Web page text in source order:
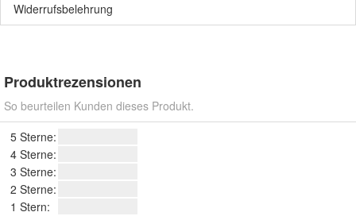
Widerrufsbelehrung
Produktrezensionen
So beurteilen Kunden dieses Produkt.
5 Sterne:
4 Sterne:
3 Sterne:
2 Sterne:
1 Stern: